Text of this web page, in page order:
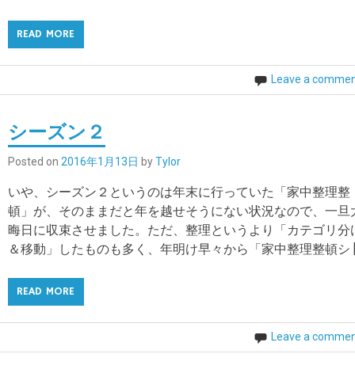
READ MORE
Leave a
シーズン２
Posted on2016年1月13日 byTylor
いや、シーズン２というのは年末に行っていた「家中整理整
頓」が、そのままだと年を越せそうにない状況なので、一旦
晦日に収束させました。ただ、整理というより「カテゴリ分
＆移動」したものも多く、年明け早々から「家中整理整頓シ
READ MORE
Leave a